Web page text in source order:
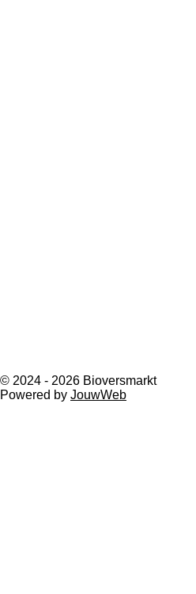
© 2024 - 2026 Bioversmarkt
Powered by JouwWeb